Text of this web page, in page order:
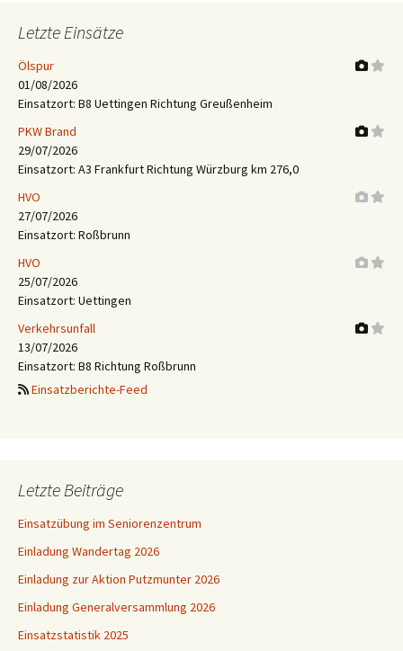
Letzte Einsätze
Ölspur
01/08/2026
Einsatzort: B8 Uettingen Richtung Greußenheim
PKW Brand
29/07/2026
Einsatzort: A3 Frankfurt Richtung Würzburg km 276,0
HVO
27/07/2026
Einsatzort: Roßbrunn
HVO
25/07/2026
Einsatzort: Uettingen
Verkehrsunfall
13/07/2026
Einsatzort: B8 Richtung Roßbrunn
Einsatzberichte-Feed
Letzte Beiträge
Einsatzübung im Seniorenzentrum
Einladung Wandertag 2026
Einladung zur Aktion Putzmunter 2026
Einladung Generalversammlung 2026
Einsatzstatistik 2025